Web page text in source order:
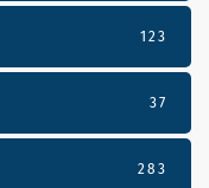
123
37
283